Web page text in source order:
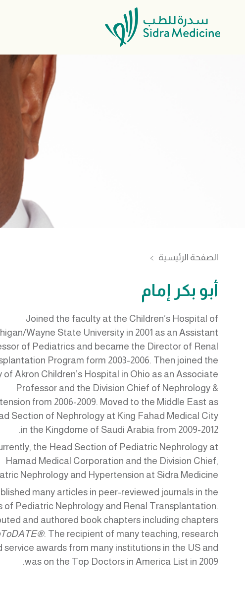
الصفحة الرئيسية
أبو بكر إمام
Joined the faculty at the Children’s Hospital of
Wayne State University in 2001 as an Assistant
of Pediatrics and became the Director of Renal
Program form 2003-2006. Then joined the
of Akron Children’s Hospital in Ohio as an Associate
Professor and the Division Chief of Nephrology &
from 2006-2009. Moved to the Middle East as
Section of Nephrology at King Fahad Medical City
in the Kingdome of Saudi Arabia from 2009-2012.
the Head Section of Pediatric Nephrology at
Hamad Medical Corporation and the Division Chief,
Nephrology and Hypertension at Sidra Medicine.
many articles in peer-reviewed journals in the
of Pediatric Nephrology and Renal Transplantation.
and authored book chapters including chapters
. The recipient of many teaching, research
service awards from many institutions in the US and
was on the Top Doctors in America List in 2009.